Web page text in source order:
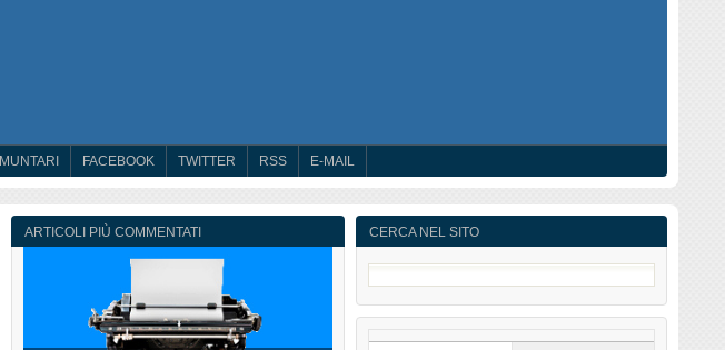
MUNTARI FACEBOOK TWITTER RSS E-MAIL
CERCA NEL SITO
ARTICOLI PIÙ COMMENTATI